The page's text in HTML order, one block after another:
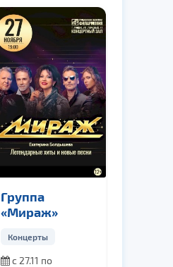
Группа
«Мираж»
Концерты
с 27.11 по